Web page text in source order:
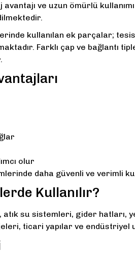
avantajı ve uzun ömürlü
kullanılan ek parçalar;
Farklı çap ve bağlantı
olur
daha güvenli ve verimli
Kullanılır?
su sistemleri, gider hatları,
ticari yapılar ve